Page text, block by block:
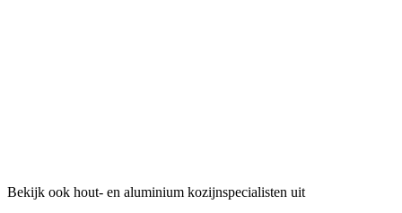
Bekijk ook hout- en aluminium kozijnspecialisten uit